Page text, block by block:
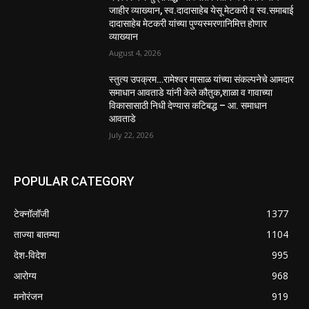
जाहीर व्याख्यान, स्व.दादासाहेब येसू मेटकरी व स्व.समाबाई
दादासाहेब मेटकरी यांच्या पुण्यस्मरणानिमित्त होणार
व्याख्यान
August 4, 2026
स्तुत्य उपक्रम…रामेश्वर मासाळ यांच्या संकल्पनेचे आमदार
समाधान आवताडे यांनी केले कौतुक,शाळा व गावाच्या
विकासासाठी निधी देण्यास कटिबद्ध – आ. समाधान
आवताडे
July 22, 2026
POPULAR CATEGORY
टेक्नॉलॉजी
1377
ताज्या बातम्या
1104
देश-विदेश
995
आरोग्य
968
मनोरंजन
919